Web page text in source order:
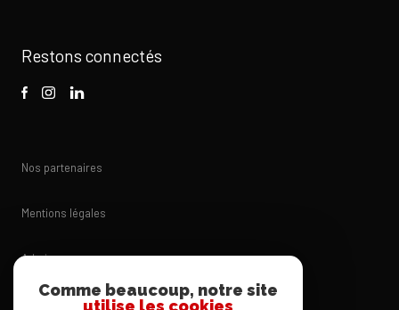
Restons connectés
Nos partenaires
Mentions légales
Admin
Nos honoraires
Comme beaucoup, notre site
utilise les cookies